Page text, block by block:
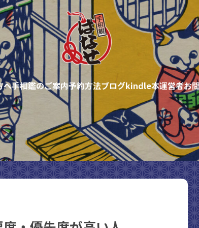
へ手相鑑のご案内予約方法ブログkindle本運営者お